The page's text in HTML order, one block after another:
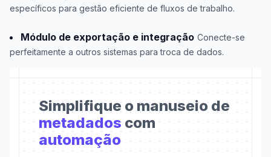
Simplifique o manuseio de
metadados com
automação
específicos para gestão eficiente de fluxos de trabalho.
Módulo de exportação e integração Conecte-se
perfeitamente a outros sistemas para troca de dados.